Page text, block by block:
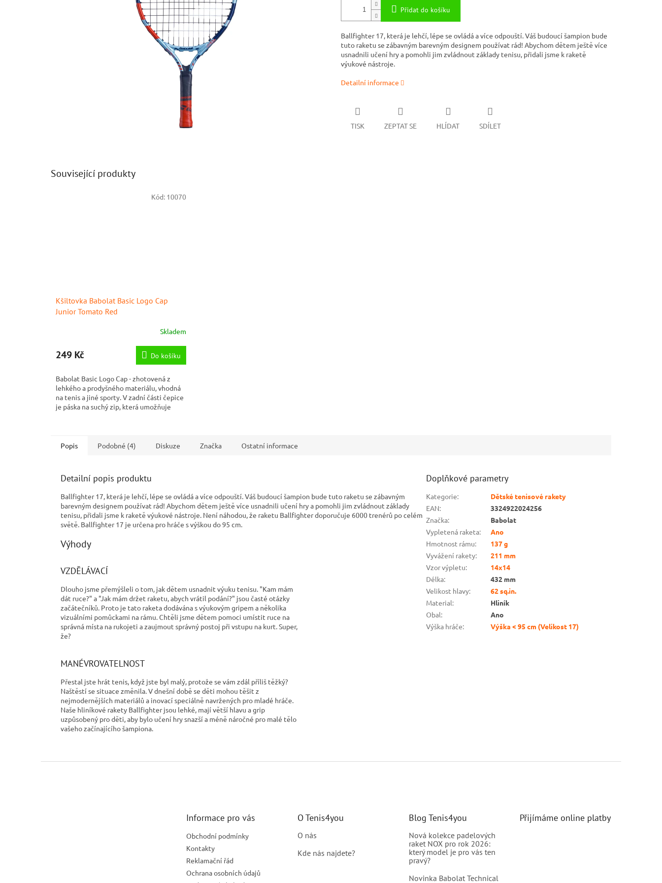
Přidat do košíku
Ballfighter 17, která je lehčí, lépe se ovládá a více odpouští. Váš budoucí šampion bude
tuto raketu se zábavným barevným designem používat rád! Abychom dětem ještě více
usnadnili učení hry a pomohli jim zvládnout základy tenisu, přidali jsme k raketě
výukové nástroje.
Detailní informace
TISK ZEPTAT SE HLÍDAT SDÍLET
Související produkty
Kšiltovka Babolat Basic Logo Cap
Junior Tomato Red
Skladem
249 Kč Do košíku
Babolat Basic Logo Cap - zhotovená z
lehkého a prodyšného materiálu, vhodná
na tenis a jiné sporty. V zadní části čepice
je páska na suchý zip, která umožňuje
Kód: 10070
Popis Podobné (4) Diskuze Značka Ostatní informace
Detailní popis produktu
Ballfighter 17, která je lehčí, lépe se ovládá a více odpouští. Váš budoucí šampion bude tuto raketu se zábavným
barevným designem používat rád! Abychom dětem ještě více usnadnili učení hry a pomohli jim zvládnout základy
tenisu, přidali jsme k raketě výukové nástroje. Není náhodou, že raketu Ballfighter doporučuje 6000 trenérů po celém
světě. Ballfighter 17 je určena pro hráče s výškou do 95 cm.
Výhody
VZDĚLÁVACÍ
Dlouho jsme přemýšleli o tom, jak dětem usnadnit výuku tenisu. "Kam mám
dát ruce?" a "Jak mám držet raketu, abych vrátil podání?" jsou časté otázky
začátečníků. Proto je tato raketa dodávána s výukovým gripem a několika
vizuálními pomůckami na rámu. Chtěli jsme dětem pomoci umístit ruce na
správná místa na rukojeti a zaujmout správný postoj při vstupu na kurt. Super,
že?
MANÉVROVATELNOST
Přestal jste hrát tenis, když jste byl malý, protože se vám zdál příliš těžký?
Naštěstí se situace změnila. V dnešní době se děti mohou těšit z
nejmodernějších materiálů a inovací speciálně navržených pro mladé hráče.
Naše hliníkové rakety Ballfighter jsou lehké, mají větší hlavu a grip
uzpůsobený pro děti, aby bylo učení hry snazší a méně náročné pro malé tělo
vašeho začínajícího šampiona.
Doplňkové parametry
Kategorie:
Dětské tenisové rakety
EAN:
3324922024256
Značka:
Babolat
Vypletená raketa:
Ano
Hmotnost rámu:
137 g
Vyvážení rakety:
211 mm
Vzor výpletu:
14x14
Délka:
432 mm
Velikost hlavy:
62 sq.in.
Material:
Hliník
Obal:
Ano
Výška hráče: Výška < 95 cm (Velikost 17)
Informace pro vás
Obchodní podmínky
Kontakty
Reklamační řád
Ochrana osobních údajů
O Tenis4you
O nás
Kde nás najdete?
Blog Tenis4you
Nová kolekce padelových
raket NOX pro rok 2026:
který model je pro vás ten
pravý?
Novinka Babolat Technical
Přijímáme online platby